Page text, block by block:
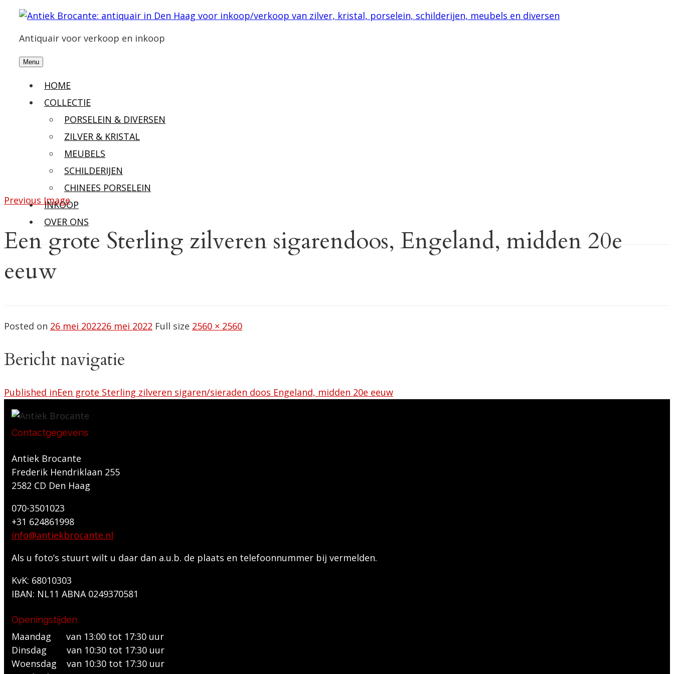
Antiquair voor verkoop en inkoop
Menu
HOME
COLLECTIE
PORSELEIN & DIVERSEN
ZILVER & KRISTAL
MEUBELS
SCHILDERIJEN
CHINEES PORSELEIN
INKOOP
OVER ONS
Previous Image
Een grote Sterling zilveren sigarendoos, Engeland, midden 20e
eeuw
Posted on 26 mei 202226 mei 2022 Full size 2560 × 2560
Bericht navigatie
Published inEen grote Sterling zilveren sigaren/sieraden doos Engeland, midden 20e eeuw
Contactgegevens
Antiek Brocante
Frederik Hendriklaan 255
2582 CD Den Haag
070-3501023
+31 624861998
info@antiekbrocante.nl
Als u foto’s stuurt wilt u daar dan a.u.b. de plaats en telefoonnummer bij vermelden.
KvK: 68010303
IBAN: NL11 ABNA 0249370581
Openingstijden
Maandag van 13:00 tot 17:30 uur
Dinsdag van 10:30 tot 17:30 uur
Woensdag van 10:30 tot 17:30 uur